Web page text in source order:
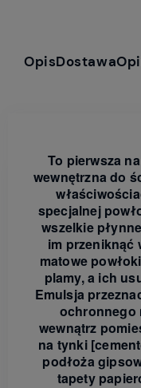
OpisDostawa
To pierwsza
wewnętrzna do
specjalnej
wszelkie
im przeniknąć
matowe
plamy, a ich
Emulsja
ochronnego
wewnątrz
na tynki
podłoża
tapety